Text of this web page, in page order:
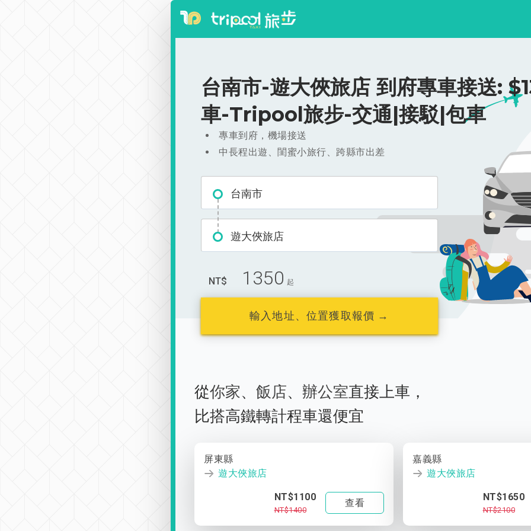
台南市-遊大俠旅店 到府專車接送:
車-Tripool旅步-交通|接駁|包車
專車到府，機場接送
中長程出遊、閨蜜小旅行、跨縣市出差
台南市
遊大俠旅店
NT$ 1350 起
輸入地址、位置獲取報價 →
從你家、 飯店、 辦公室直接上車，
比搭高鐵轉計程車還便宜
屏東縣
遊大俠旅店
NT$1100
NT$1400
查看
嘉義縣
遊大俠旅店
NT$1650
NT$2100